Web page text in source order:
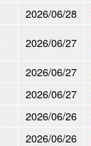
2026/06/28
2026/06/27
2026/06/27
2026/06/27
2026/06/26
2026/06/26